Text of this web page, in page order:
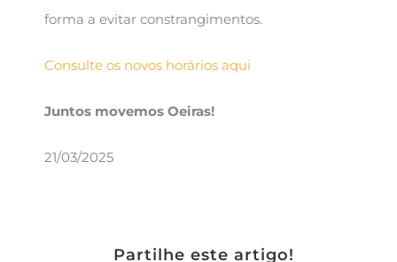
forma a evitar constrangimentos.
Consulte os novos horários aqui
Juntos movemos Oeiras!
21/03/2025
Partilhe este artigo!